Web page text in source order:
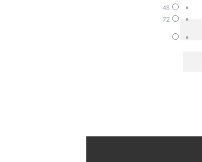
48
72